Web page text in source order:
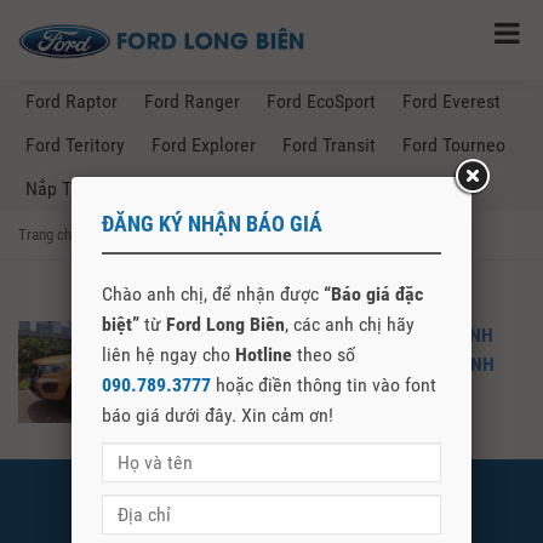
Ford Raptor Ford Ranger Ford EcoSport
Ford Everest
Ford Teritory
Ford Explorer Ford Transit
Ford Tourneo
Nắp Thùng Ford Ranger
Trang chủ Posts Tagged "giá lăn bánh ford ranger quảng bình"
FORD RANGER 2021 – GIÁ LĂN BÁNH
FORD RANGER 2021 TẠI QUẢNG BÌNH
ĐĂNG KÝ NHẬN BÁO GIÁ
Chào anh chị, để nhận được “Báo giá đặc
biệt” từ Ford Long Biên, các anh chị hãy
liên hệ ngay cho Hotline theo số
090.789.3777 hoặc điền thông tin vào font
báo giá dưới đây. Xin cảm ơn!